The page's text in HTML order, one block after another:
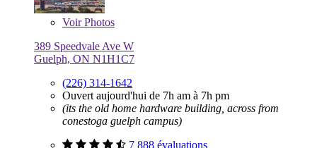
VoirPhotos
389 Speedvale Ave W
Guelph, ON N1H1C7
(226) 314-1642
Ouvert aujourd'hui de 7h am à 7h pm
(its the old home hardware building, across from
conestoga guelph campus)
7 888 évaluations